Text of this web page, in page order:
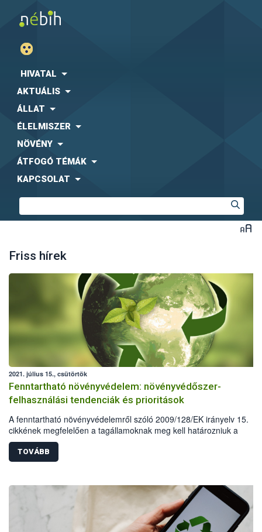
HIVATAL
AKTUÁLIS
ÁLLAT
ÉLELMISZER
NÖVÉNY
ÁTFOGÓ TÉMÁK
KAPCSOLAT
Friss hírek
2021. július 15., csütörtök
Fenntartható növényvédelem: növényvédőszer-
felhasználási tendenciák és prioritások
A fenntartható növényvédelemről szóló 2009/128/EK irányelv 15.
cikkének megfelelően a tagállamoknak meg kell határozniuk a
növényvédő szerekre vonatkozó felhasználási tendenciákat,
prioritást élvező elemeket, amelyek különös figyelmet igényelnek a
fenntartható növényvédelem megvalósításában. A rendelkezésre
tendenciákat és meghatározta a jelenlegi prioritásokat.
TOVÁBB